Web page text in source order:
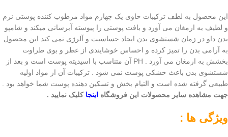
این محصول به لطف ترکیبات حاوی یک چهارم مواد مرطوب کننده پوستی نرم
و لطیف به ارمغان می آورد و بافت پوستی را پیوسته آبرسانی میکند و شامپو
بدن داو در زمان شستشوی بدن ایجاد حساسیت و آلرژی نمی کند این محصول
به آرامی بدن را تمیز کرده و احساس خوشایندی از عطر و بوی طراوت
بخشش به ارمغان می آورد . PH آن متناسب با اسیدیته پوست است و بعد از
شستشوی بدن باعث خشکی پوست نمی شود . ترکیبات آن از مواد اولیه
طبیعی گرفته شده است و التیام بخش و تسکین دهنده پوست شما خواهد بود .
جهت مشاهده سایر محصولات این فروشگاه اینجا کلیک نمایید .
ویژگی ها :